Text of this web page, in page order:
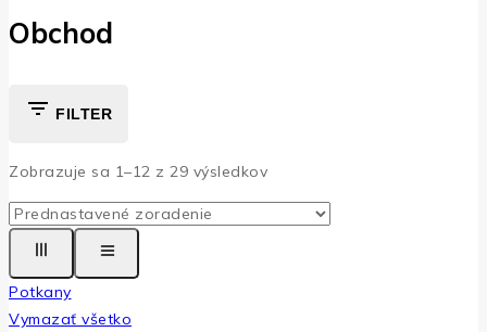
Obchod
FILTER
Zobrazuje sa 1–12 z 29 výsledkov
Potkany
Vymazať všetko